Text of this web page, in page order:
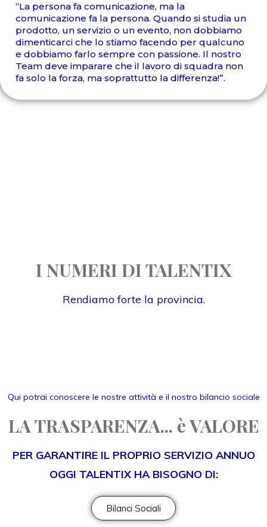
“La persona fa comunicazione, ma la
comunicazione fa la persona. Quando si studia un
prodotto, un servizio o un evento, non dobbiamo
dimenticarci che lo stiamo facendo per qualcuno
e dobbiamo farlo sempre con passione. Il nostro
Team deve imparare che il lavoro di squadra non
fa solo la forza, ma soprattutto la differenza!”.
I NUMERI DI TALENTIX
Rendiamo forte la provincia.
Qui potrai conoscere le nostre attività e il nostro bilancio sociale
LA TRASPARENZA... è VALORE
PER GARANTIRE IL PROPRIO SERVIZIO ANNUO
OGGI TALENTIX HA BISOGNO DI:
Bilanci Sociali